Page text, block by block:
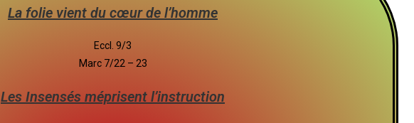
La folie vient du cœur de l’homme
Eccl. 9/3
Marc 7/22 – 23
Les Insensés méprisent l’instruction